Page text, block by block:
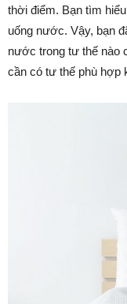
thời điểm. Bạn tìm
uống nước. Vậy, bạn
nước trong tư thế nào
cần có tư thế phù hợp